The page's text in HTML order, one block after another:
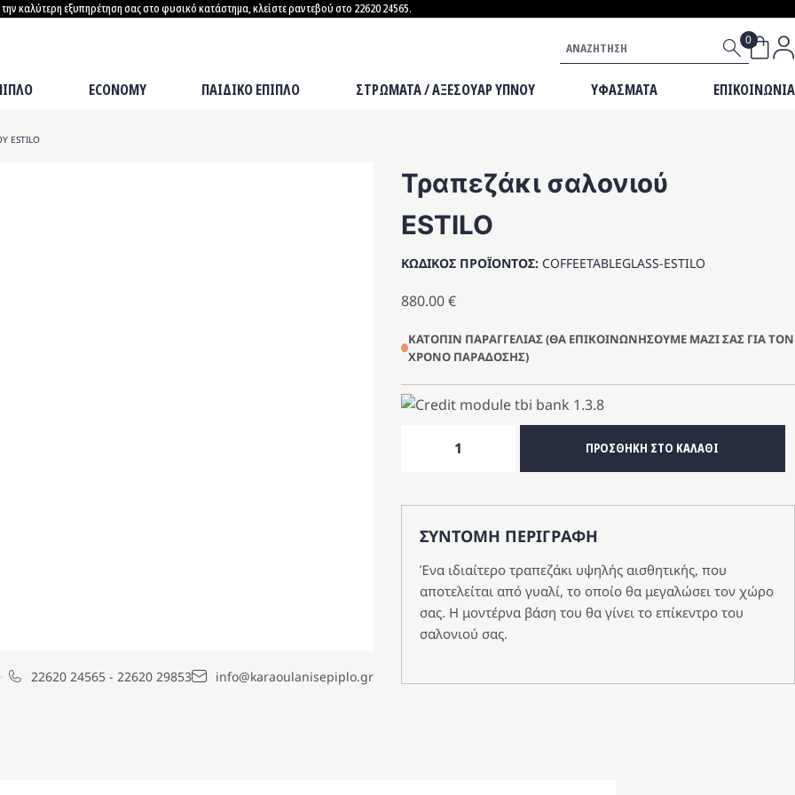
την καλύτερη εξυπηρέτηση σας στο φυσικό κατάστημα, κλείστε ραντεβού στο 22620 24565.
ΑναζήτησηΜΙΚΡΟΕΠΙΠΛΑ
ECONOMY ΠΑΙΔΙΚΟ ΕΠΙΠΛΟ
ΒΡΕΦΙΚΟ ΕΠΙΠΛΟ
ΣΤΡΩΜΑΤΑ / ΑΞΕΣΟΥΑΡ ΥΠΝΟΥ
ΜΑΞΙΛΑΡΙΑ
ΥΦΑΣΜΑΤΑ ΕΠΙΚΟΙΝΩΝΙΑ
ESTILO
22620 24565- 22620 29853 info@karaoulanisepiplo.gr
Τραπεζάκι σαλονιού
ESTILO
ΚΩΔΙΚΟΣ ΠΡΟΪΟΝΤΟΣ: COFFEETABLEGLASS-ESTILO
880.00€
ΚΑΤΟΠΙΝ ΠΑΡΑΓΓΕΛΙΑΣ (ΘΑ ΕΠΙΚΟΙΝΩΝΗΣΟΥΜΕ ΜΑΖΙ ΣΑΣ ΓΙΑ ΤΟΝ
ΧΡΟΝΟ ΠΑΡΑΔΟΣΗΣ)
σαλονιού
ποσότητα
ΠΡΟΣΘΗΚΗ ΣΤΟ ΚΑΛΑΘΙ
ΣΥΝΤΟΜΗ ΠΕΡΙΓΡΑΦΗ
Ένα ιδιαίτερο τραπεζάκι υψηλής αισθητικής, που
αποτελείται από γυαλί, το οποίο θα μεγαλώσει τον χώρο
σας. Η μοντέρνα βάση του θα γίνει το επίκεντρο του
σαλονιού σας.